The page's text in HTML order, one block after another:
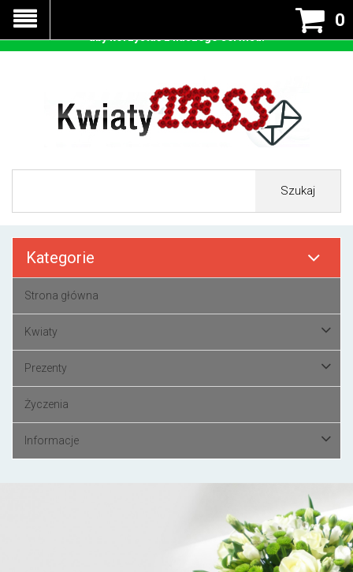
0
Szukaj
Kategorie
Strona główna
Kwiaty
Prezenty
Życzenia
Informacje
Nasza strona korzysta z cookies - czyli tzw ciastek w celu
prawidłowego działania. Zaakceptuj przyjmowanie cookies
aby korzystać z naszego serwisu.